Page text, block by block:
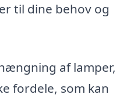
til dine behov og
af lamper,
fordele, som kan